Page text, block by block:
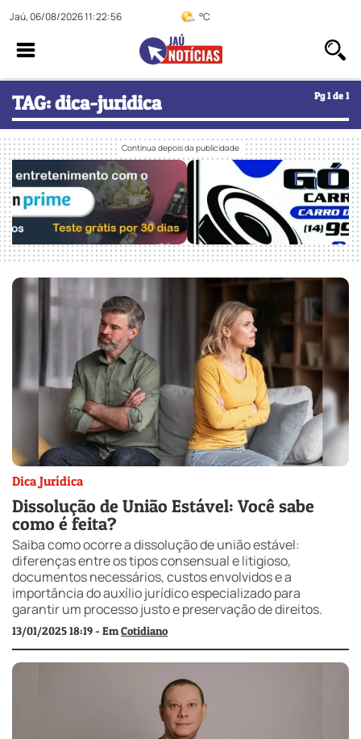
Jaú, 06/08/2026 11:22:56 °C
TAG: dica-juridica Pg 1 de 1
Dica Jurídica
Dissolução de União Estável: Você sabe
como é feita?
Saiba como ocorre a dissolução de união estável:
diferenças entre os tipos consensual e litigioso,
documentos necessários, custos envolvidos e a
importância do auxílio jurídico especializado para
garantir um processo justo e preservação de direitos.
13/01/2025 18:19 - EmCotidiano